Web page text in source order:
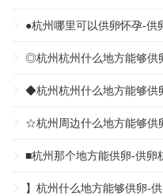
●杭州哪里可以供卵怀孕-供
◎杭州杭州什么地方能够供
◆杭州杭州什么地方能够供
☆杭州周边什么地方能够供
■杭州那个地方能供卵-供卵
】杭州什么地方能够供卵-